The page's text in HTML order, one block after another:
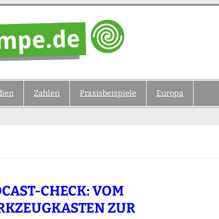
Zahlen Praxisbeispiele Europa
CHECK: VOM
ZUR